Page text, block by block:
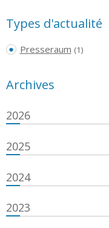
Types d'actualité
Presseraum (1)
Archives
2026
2025
2024
2023